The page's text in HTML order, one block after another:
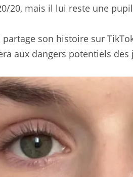
20, mais il lui reste une
partage son histoire sur
aux dangers potentiels